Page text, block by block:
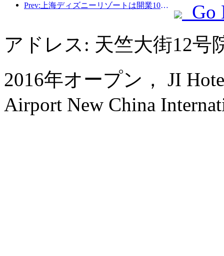
Prev:上海ディズニーリゾートは開業10周年を迎え、これまでに1億人以上の来場者数を記録した。
Go
アドレス: 天竺大街12号
2016年オープン， JI
Airport New China